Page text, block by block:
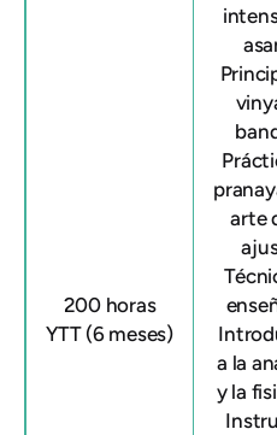
200 horas
YTT (6 meses)
arte
a la
y la